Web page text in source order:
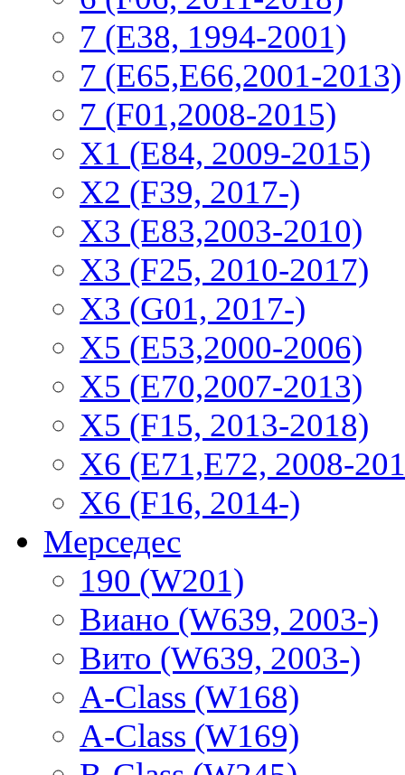
7 (E38, 1994-2001)
7 (E65,E66,2001-2013)
7 (F01,2008-2015)
X1 (E84, 2009-2015)
Х2 (F39, 2017-)
X3 (E83,2003-2010)
X3 (F25, 2010-2017)
X3 (G01, 2017-)
X5 (E53,2000-2006)
X5 (E70,2007-2013)
X5 (F15, 2013-2018)
X6 (E71,E72, 2008-
X6 (F16, 2014-)
Мерседес
190 (W201)
Виано (W639, 2003-)
Вито (W639, 2003-)
A-Class (W168)
A-Class (W169)